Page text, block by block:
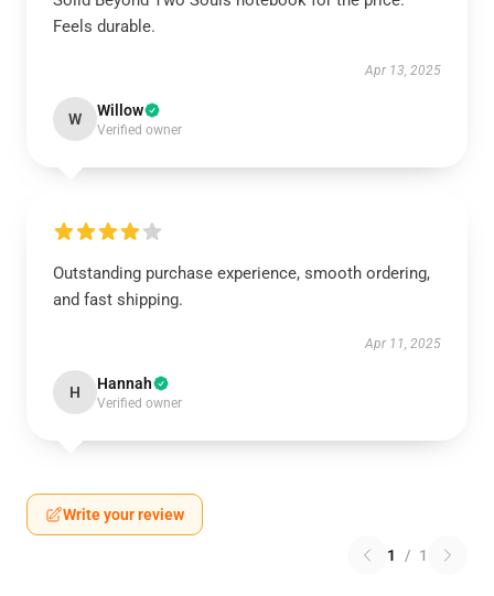
Feels durable.
Apr 13, 2025
W Willow
Verified owner
Outstanding purchase experience, smooth ordering,
and fast shipping.
Apr 11, 2025
H Hannah
Verified owner
Write your review
1 / 1